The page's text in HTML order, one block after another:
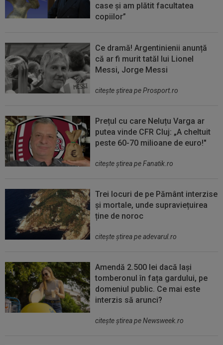
case și am plătit facultatea
copiilor”
Ce dramă! Argentinienii anunță
că ar fi murit tatăl lui Lionel
Messi, Jorge Messi
citeşte ştirea pe Prosport.ro
Prețul cu care Neluțu Varga ar
putea vinde CFR Cluj: „A cheltuit
peste 60-70 milioane de euro!"
citeşte ştirea pe Fanatik.ro
Trei locuri de pe Pământ interzise
și mortale, unde supraviețuirea
ține de noroc
citeşte ştirea pe adevarul.ro
Amendă 2.500 lei dacă lași
tomberonul în fața gardului, pe
domeniul public. Ce mai este
interzis să arunci?
citeşte ştirea pe Newsweek.ro